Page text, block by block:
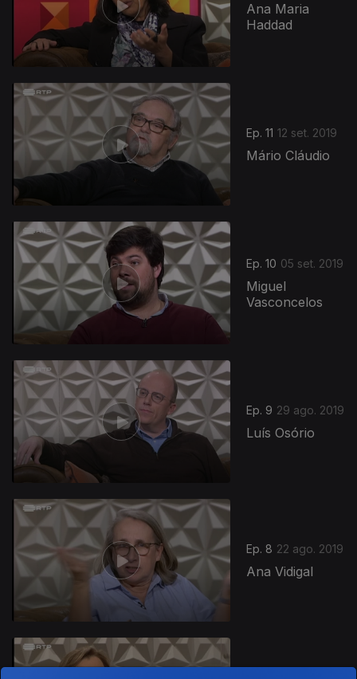
Ana Maria
Haddad
Ep. 11 12 set. 2019
Mário Cláudio
Ep. 10 05 set. 2019
Miguel
Vasconcelos
Ep. 9 29 ago. 2019
Luís Osório
Ep. 8 22 ago. 2019
Ana Vidigal